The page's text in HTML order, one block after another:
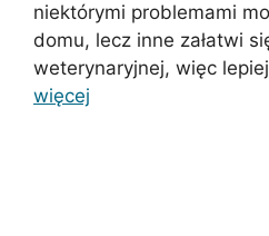
niektórymi problemami
domu, lecz inne załatwi
weterynaryjnej, więc
więcej